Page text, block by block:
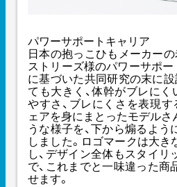
パワーサポートキャリア
日本の抱っこひもメーカー
ストリーズ様のパワーサポー
に基づいた共同研究の末に設
ても大きく、体幹がブレにく
やすさ、ブレにくさを表現す
ェアを身にまとったモデル
うな様子を、下から煽るよ
しました。ロゴマークは大
し、デザイン全体もスタイリ
で、これまでと一味違った商
せます。